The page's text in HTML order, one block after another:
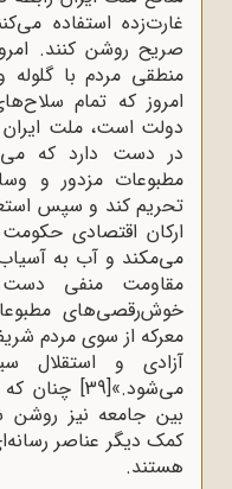
غارت‌زده استفاده
صریح روشن کنند.
منطقی مردم با
امروز که تمام
دولت است، ملت ایران
در دست دارد که
مطبوعات مزدور و
تحریم کند و سپس
ارکان اقتصادی
می‌مکند و آب به
مقاومت منفی
خوش‌رقصی‌های
معرکه از سوی مردم
آزادی و استقلال
می‌شود.»[39]
چنان
بین جامعه نیز روشن
کمک دیگر عناصر
هستند.